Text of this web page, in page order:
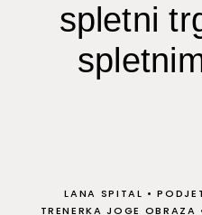
spletni
LANA SPITAL •
TRENERKA JOGE OBRAZA